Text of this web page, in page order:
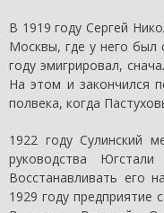
В 1919 году Сергей
Москвы, где у него был
году эмигрировал,
На этом и закончился
полвека, когда
1922 году Сулинский
руководства
Восстанавливать его
1929 году предприятие